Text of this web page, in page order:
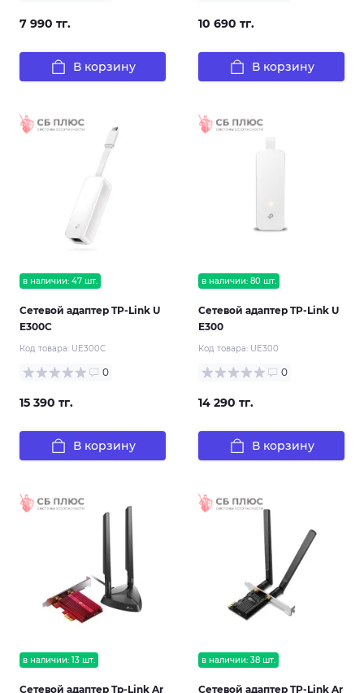
7 990 тг.
В корзину
10 690 тг.
В корзину
в наличии: 47 шт.
Сетевой адаптер TP-Link U
E300C
Код товара: UE300C
0
15 390 тг.
В корзину
в наличии: 80 шт.
Сетевой адаптер TP-Link U
E300
Код товара: UE300
0
14 290 тг.
В корзину
в наличии: 13 шт.
Сетевой адаптер Tp-Link Ar
в наличии: 38 шт.
Сетевой адаптер TP-Link Ar